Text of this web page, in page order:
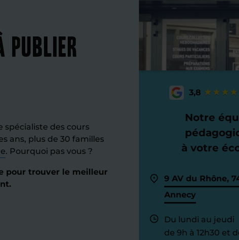
Publier
spécialiste des cours
ans, plus de 30 familles
. Pourquoi pas vous ?
pour trouver le meilleur
3,8
Notre
à votre
9 AV du Rhône,
Annecy
Du lundi au jeudi
de 9h à 12h30 et